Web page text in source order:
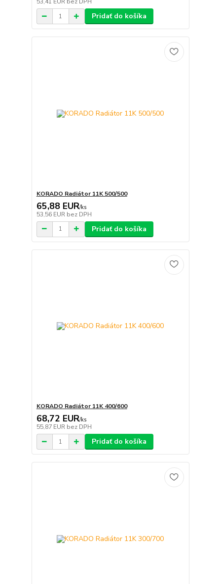
53,41 EUR bez DPH
Pridať do košíka
KORADO Radiátor 11K 500/500
65,88 EUR/ks
53,56 EUR bez DPH
Pridať do košíka
KORADO Radiátor 11K 400/600
68,72 EUR/ks
55,87 EUR bez DPH
Pridať do košíka